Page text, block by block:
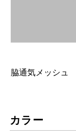
脇通気メッシュ
カラー